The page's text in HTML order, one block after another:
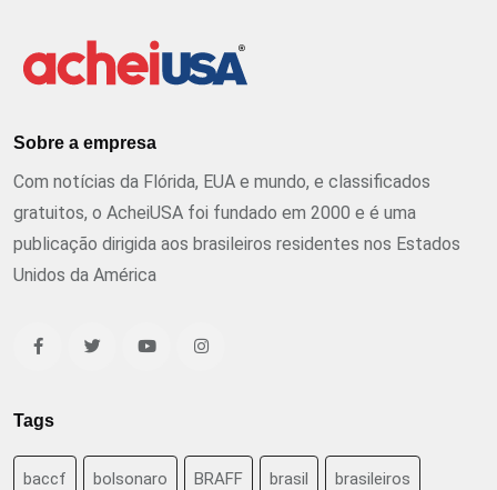
Sobre a empresa
Com notícias da Flórida, EUA e mundo, e classificados
gratuitos, o AcheiUSA foi fundado em 2000 e é uma
publicação dirigida aos brasileiros residentes nos Estados
Unidos da América
Tags
baccf bolsonaro BRAFF brasil brasileiros